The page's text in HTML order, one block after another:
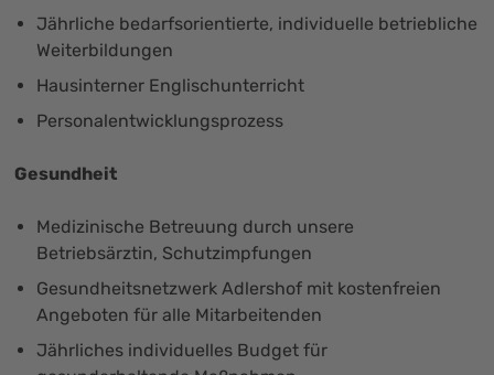
Jährliche bedarfsorientierte, individuelle betriebliche
Weiterbildungen
Hausinterner Englischunterricht
Personalentwicklungsprozess
Gesundheit
Medizinische Betreuung durch unsere
Betriebsärztin, Schutzimpfungen
Gesundheitsnetzwerk Adlershof mit kostenfreien
Angeboten für alle Mitarbeitenden
Jährliches individuelles Budget für